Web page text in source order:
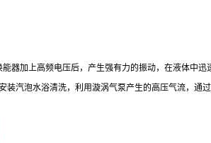
加上高频电压后，产生强有力的振动，在液体中
汽泡水浴清洗，利用漩涡气泵产生的高压气流，